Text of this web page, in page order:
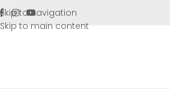
Skip to navigation
Skip to main content